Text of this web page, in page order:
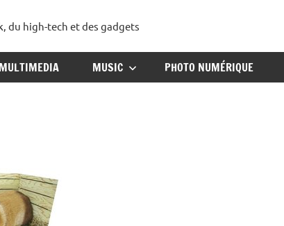
du high-tech et des gadgets
MULTIMEDIA MUSIC PHOTO NUMÉRIQUE